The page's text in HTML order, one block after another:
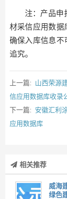
注：产品申
材采信应用数据
确保入库信息不
追究。
上一篇: 山西荣源
信应用数据库收录
下一篇: 安徽汇利
应用数据库
相关推荐
威海
绿色